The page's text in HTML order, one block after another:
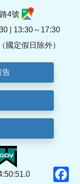
4號
| 13:30～17:30
國定假日除外）
告